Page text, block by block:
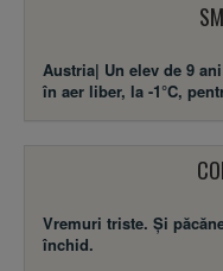
Austria| Un elev de 9
în aer liber, la -1°C,
Vremuri triste. Şi
închid.